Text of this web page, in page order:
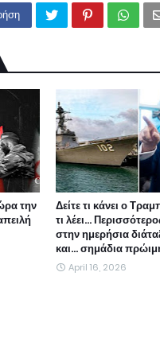
την
Δείτε τι κάνει ο
τι λέει...
στην ημερήσια
και... σημάδια
April 16, 2026